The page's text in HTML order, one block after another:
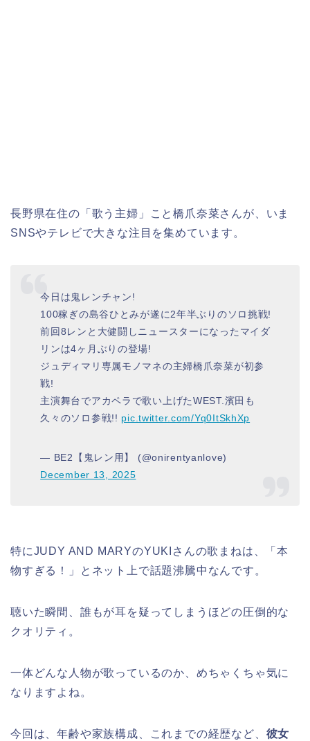
長野県在住の「歌う主婦」こと橋爪奈菜さんが、いま
SNSやテレビで大きな注目を集めています。
今日は鬼レンチャン!
100稼ぎの島谷ひとみが遂に2年半ぶりのソロ挑戦!
前回8レンと大健闘しニュースターになったマイダ
リンは4ヶ月ぶりの登場!
ジュディマリ専属モノマネの主婦橋爪奈菜が初参
戦!
主演舞台でアカペラで歌い上げたWEST.濱田も
久々のソロ参戦!! pic.twitter.com/Yq0ItSkhXp
— BE2【鬼レン用】 (@onirentyanlove)
December 13, 2025
特にJUDY AND MARYのYUKIさんの歌まねは、「本
物すぎる！」とネット上で話題沸騰中なんです。
聴いた瞬間、誰もが耳を疑ってしまうほどの圧倒的な
クオリティ。
一体どんな人物が歌っているのか、めちゃくちゃ気に
なりますよね。
今回は、年齢や家族構成、これまでの経歴など、 彼女